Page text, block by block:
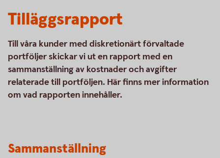
Tilläggsrapport
Till våra kunder med diskretionärt förvaltade
portföljer skickar vi ut en rapport med en
sammanställning av kostnader och avgifter
relaterade till portföljen. Här finns mer information
om vad rapporten innehåller.
Sammanställning